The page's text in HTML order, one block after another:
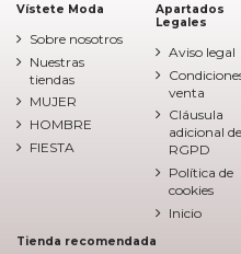
Vístete Moda
Sobre nosotros
Nuestras
tiendas
MUJER
HOMBRE
FIESTA
Apartados
Legales
Aviso legal
venta
Cláusula
adicional de
RGPD
Política de
cookies
Inicio
Tienda recomendada